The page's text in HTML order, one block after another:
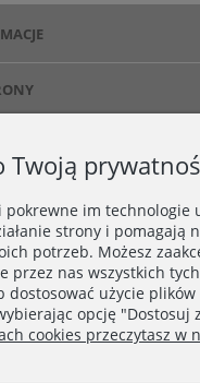
Twoją
pokrewne im technologie
strony i pomagają
potrzeb. Możesz
przez nas wszystkich
dostosować użycie plików
opcję "Dostosuj
cookies przeczytasz w